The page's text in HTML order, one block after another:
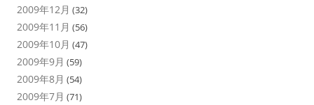
2009年12月 (32)
2009年11月 (56)
2009年10月 (47)
2009年9月 (59)
2009年8月 (54)
2009年7月 (71)